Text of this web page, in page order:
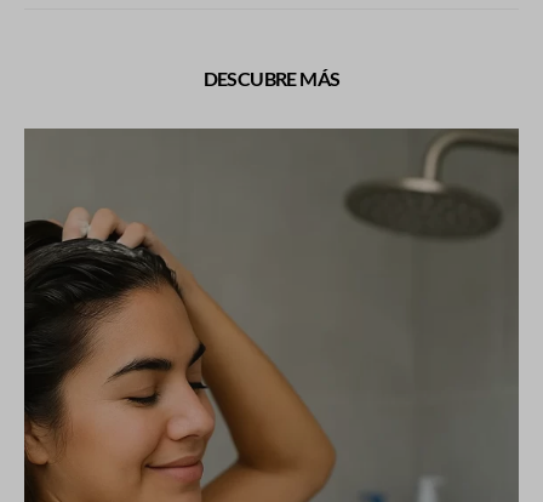
DESCUBRE MÁS